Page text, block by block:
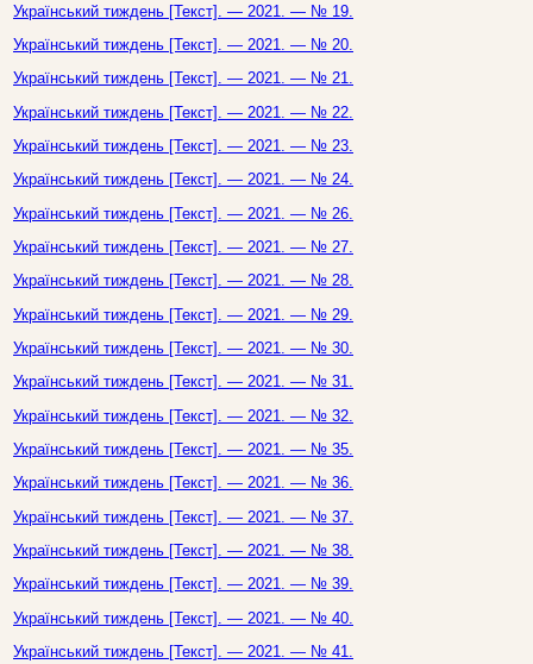
Український тиждень [Текст]. — 2021. — № 19.
Український тиждень [Текст]. — 2021. — № 20.
Український тиждень [Текст]. — 2021. — № 21.
Український тиждень [Текст]. — 2021. — № 22.
Український тиждень [Текст]. — 2021. — № 23.
Український тиждень [Текст]. — 2021. — № 24.
Український тиждень [Текст]. — 2021. — № 26.
Український тиждень [Текст]. — 2021. — № 27.
Український тиждень [Текст]. — 2021. — № 28.
Український тиждень [Текст]. — 2021. — № 29.
Український тиждень [Текст]. — 2021. — № 30.
Український тиждень [Текст]. — 2021. — № 31.
Український тиждень [Текст]. — 2021. — № 32.
Український тиждень [Текст]. — 2021. — № 35.
Український тиждень [Текст]. — 2021. — № 36.
Український тиждень [Текст]. — 2021. — № 37.
Український тиждень [Текст]. — 2021. — № 38.
Український тиждень [Текст]. — 2021. — № 39.
Український тиждень [Текст]. — 2021. — № 40.
Український тиждень [Текст]. — 2021. — № 41.